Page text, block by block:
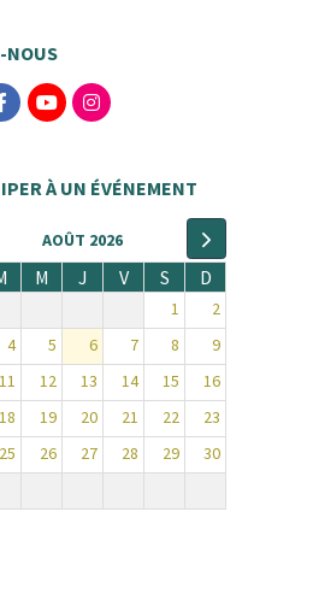
NOUS
À UN ÉVÉNEMENT
AOÛT 2026
M J V S D
1
2
4 5 6 7 8
9
11 12 13 14 15
16
18 19 20 21 22
23
25 26 27 28 29
30